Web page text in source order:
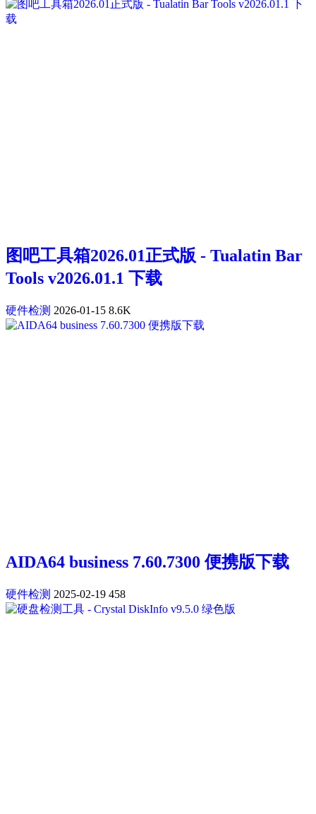
图吧工具箱2026.01正式版 - Tualatin Bar
Tools v2026.01.1 下载
硬件检测 2026-01-15 8.6K
AIDA64 business 7.60.7300 便携版下载
硬件检测 2025-02-19 458